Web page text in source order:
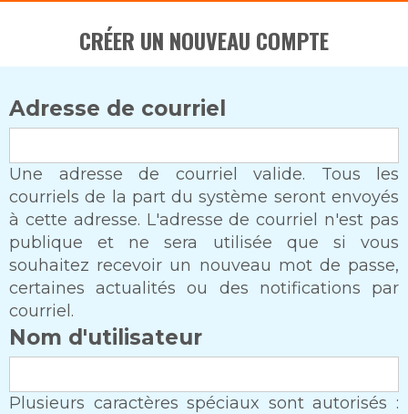
CRÉER UN NOUVEAU COMPTE
Adresse de courriel
Une adresse de courriel valide. Tous les
courriels de la part du système seront envoyés
à cette adresse. L'adresse de courriel n'est pas
publique et ne sera utilisée que si vous
souhaitez recevoir un nouveau mot de passe,
certaines actualités ou des notifications par
courriel.
Nom d'utilisateur
Plusieurs caractères spéciaux sont autorisés :